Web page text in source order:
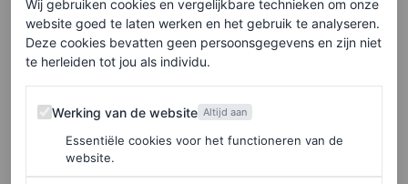
Ontwerper Claes Iversen en koningin Máxima zijn al
jaren eenmatch made in heaven. Een zeer geslaagde
samenwerking is die voor het bezoek aan Groot-
Brittannië. Bij Willem-Alexander’s toetreding tot de
Orde van de Kousenband draagt Máxima een roze cape-
jurk van de designer.
Wij gebruiken cookies en vergelijkbare technieken om onze
website goed te laten werken en het gebruik te analyseren.
Deze cookies bevatten geen persoonsgegevens en zijn niet
te herleiden tot jou als individu.
Werking van de website
Werking van de website Altijd aan
Essentiële cookies voor het functioneren van de
website.